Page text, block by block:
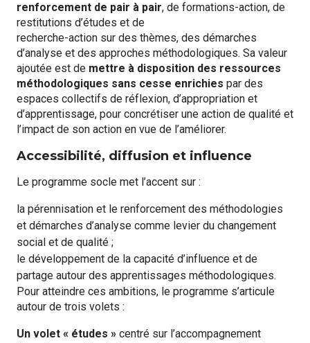
renforcement de pair à pair, de formations-action, de
restitutions d’études et de
recherche-action sur des thèmes, des démarches
d’analyse et des approches méthodologiques. Sa valeur
ajoutée est de mettre à disposition des ressources
méthodologiques sans cesse enrichies par des
espaces collectifs de réflexion, d’appropriation et
d’apprentissage, pour concrétiser une action de qualité et
l’impact de son action en vue de l’améliorer.
Accessibilité, diffusion et influence
Le programme socle met l’accent sur :
la pérennisation et le renforcement des méthodologies
et démarches d’analyse comme levier du changement
social et de qualité ;
le développement de la capacité d’influence et de
partage autour des apprentissages méthodologiques.
Pour atteindre ces ambitions, le programme s’articule
autour de trois volets :
Un volet « études » centré sur l’accompagnement